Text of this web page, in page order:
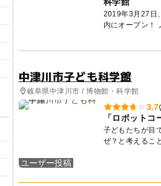
2019年3月27日
内にオープン！
中津川市子ども科学館
岐阜県中津川市 / 博物館・科学館
ユーザー投稿
3.7
「ロボット
子どもたちが目
ぜ？と考えるこ